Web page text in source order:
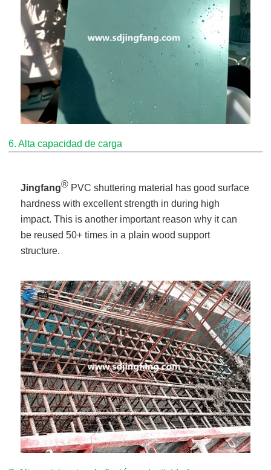
6. Alta capacidad de carga
Jingfang® PVC shuttering material has good surface
hardness with excellent strength in during high
impact. This is another important reason why it can
be reused 50+ times in a plain wood support
structure.